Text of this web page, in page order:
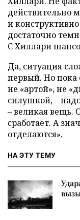
действительно
и
достаточно
С Хиллари
Да, ситуация
первый. Но
не «артой», не
силушкой, –
– великая вещь.
сработает. А
отделаются».
НА ЭТУ ТЕМУ